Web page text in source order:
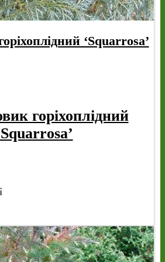
‘Squarrosa’
горіхоплідний